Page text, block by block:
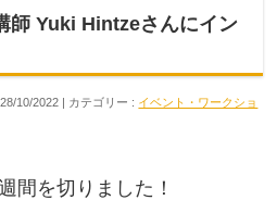
師 Yuki Hintzeさんにイン
10/2022 カテゴリー : イベント・ワークショ
間を切りました！